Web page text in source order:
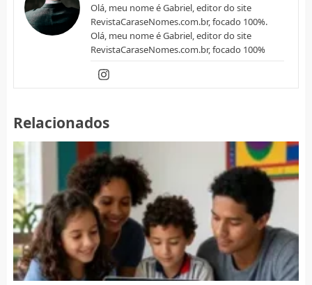
Olá, meu nome é Gabriel, editor do site
RevistaCaraseNomes.com.br, focado 100%.
Olá, meu nome é Gabriel, editor do site
RevistaCaraseNomes.com.br, focado 100%
Relacionados